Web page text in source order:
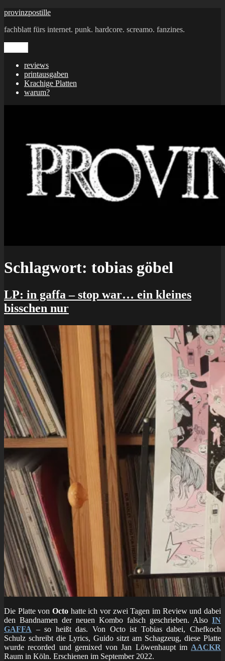
Zum
springen
provinzpostille
fachblatt fürs internet. punk. hardcore. screamo. fanzines.
reviews
printausgaben
Krachige Platten
warum?
Schlagwort: tobias göbel
LP: in gaffa – stop war… ein kleines
bisschen nur
Die Platte von Octo hatte ich vor zwei Tagen im Review und dabei
den Bandnamen der neuen Kombo falsch geschrieben. Also IN
GAFFA – so heißt das. Von Octo ist Tobias dabei, Chefkoch
Schulz schreibt die Lyrics, Guido sitzt am Schagzeug, diese Platte
wurde recorded und gemixed von Jan Löwenhaupt im AACKR
Raum in Köln. Erschienen im September 2022.